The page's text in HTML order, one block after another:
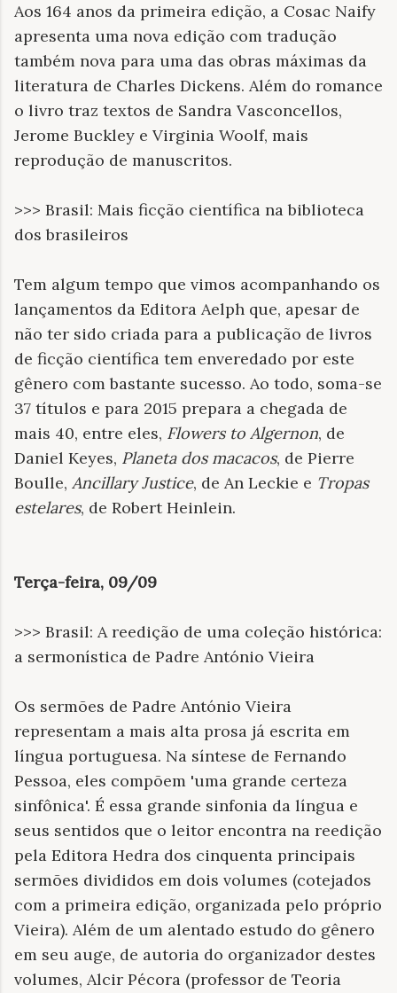
Aos 164 anos da primeira edição, a Cosac Naify
apresenta uma nova edição com tradução
também nova para uma das obras máximas da
literatura de Charles Dickens. Além do romance
o livro traz textos de Sandra Vasconcellos,
Jerome Buckley e Virginia Woolf, mais
reprodução de manuscritos.
>>> Brasil: Mais ficção científica na biblioteca
dos brasileiros
Tem algum tempo que vimos acompanhando os
lançamentos da Editora Aelph que, apesar de
não ter sido criada para a publicação de livros
de ficção científica tem enveredado por este
gênero com bastante sucesso. Ao todo, soma-se
37 títulos e para 2015 prepara a chegada de
mais 40, entre eles, Flowers to Algernon, de
Daniel Keyes, Planeta dos macacos, de Pierre
Boulle, Ancillary Justice, de An Leckie e Tropas
estelares, de Robert Heinlein.
Terça-feira, 09/09
>>> Brasil: A reedição de uma coleção histórica:
a sermonística de Padre António Vieira
Os sermões de Padre António Vieira
representam a mais alta prosa já escrita em
língua portuguesa. Na síntese de Fernando
Pessoa, eles compõem 'uma grande certeza
sinfônica'. É essa grande sinfonia da língua e
seus sentidos que o leitor encontra na reedição
pela Editora Hedra dos cinquenta principais
sermões divididos em dois volumes (cotejados
com a primeira edição, organizada pelo próprio
Vieira). Além de um alentado estudo do gênero
em seu auge, de autoria do organizador destes
volumes, Alcir Pécora (professor de Teoria